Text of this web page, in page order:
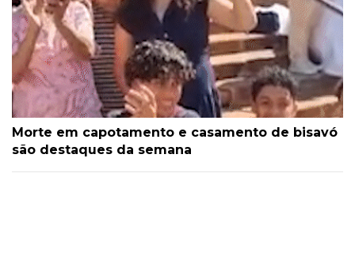
Morte em capotamento e casamento de bisavó
são destaques da semana